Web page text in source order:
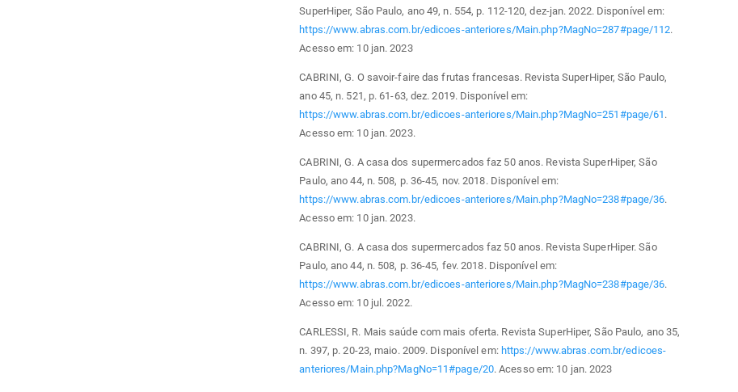
SuperHiper, São Paulo, ano 49, n. 554, p. 112-120, dez-jan. 2022. Disponível em:
https://www.abras.com.br/edicoes-anteriores/Main.php?MagNo=287#page/112.
Acesso em: 10 jan. 2023
CABRINI, G. O savoir-faire das frutas francesas. Revista SuperHiper, São Paulo,
ano 45, n. 521, p. 61-63, dez. 2019. Disponível em:
https://www.abras.com.br/edicoes-anteriores/Main.php?MagNo=251#page/61 .
Acesso em: 10 jan. 2023.
CABRINI, G. A casa dos supermercados faz 50 anos. Revista SuperHiper, São
Paulo, ano 44, n. 508, p. 36-45, nov. 2018. Disponível em:
https://www.abras.com.br/edicoes-anteriores/Main.php?MagNo=238#page/36.
Acesso em: 10 jan. 2023.
CABRINI, G. A casa dos supermercados faz 50 anos. Revista SuperHiper. São
Paulo, ano 44, n. 508, p. 36-45, fev. 2018. Disponível em:
https://www.abras.com.br/edicoes-anteriores/Main.php?MagNo=238#page/36.
Acesso em: 10 jul. 2022.
CARLESSI, R. Mais saúde com mais oferta. Revista SuperHiper, São Paulo, ano 35,
n. 397, p. 20-23, maio. 2009. Disponível em: https://www.abras.com.br/edicoes-
anteriores/Main.php?MagNo=11#page/20. Acesso em: 10 jan. 2023